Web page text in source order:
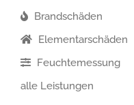
Brandschäden
Elementarschäden
Feuchtemessung
alle Leistungen